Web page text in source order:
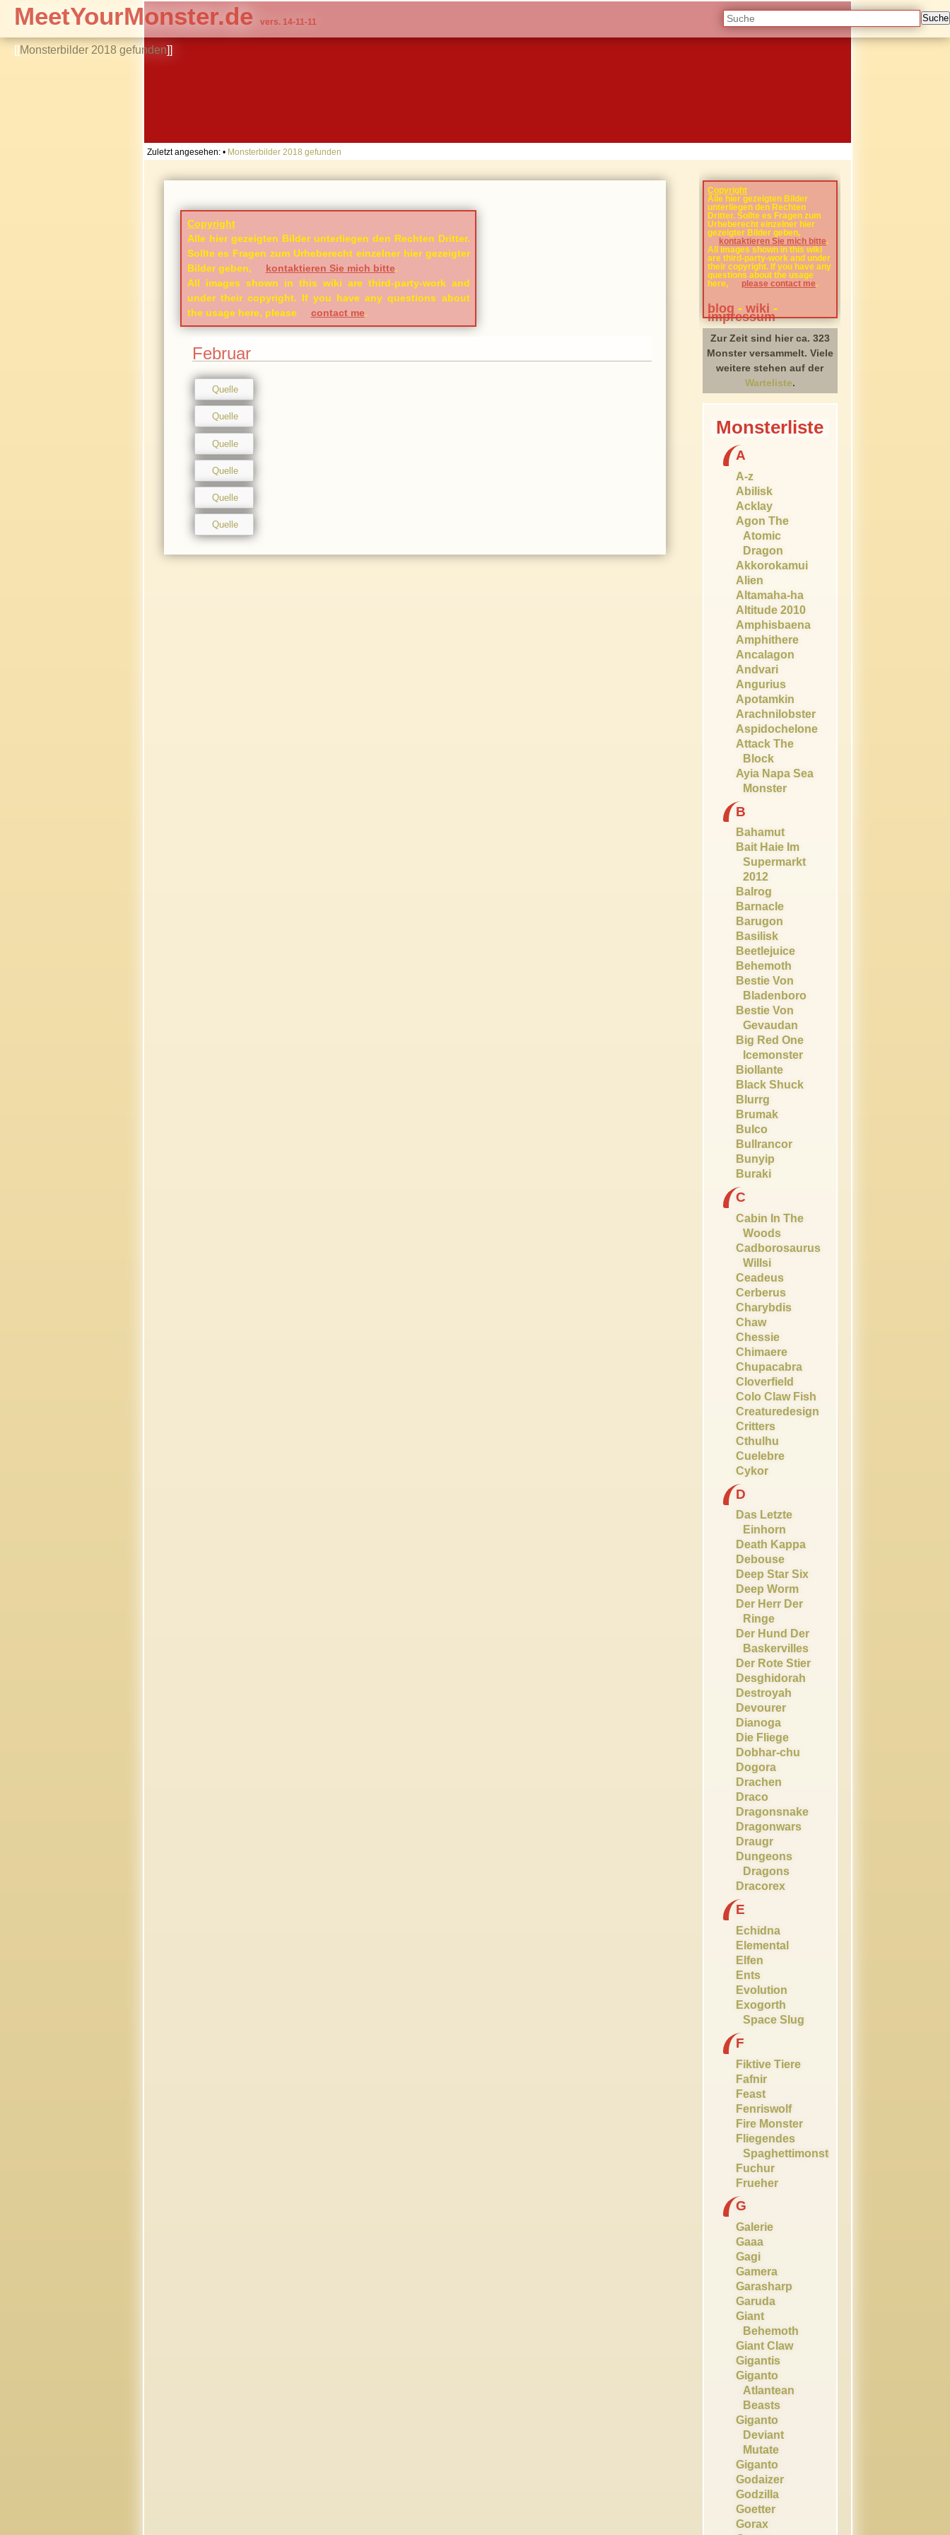
[[Monsterbilder 2018 gefunden]]
MeetYourMonster.de vers. 14-11-11
Zuletzt angesehen: • Monsterbilder 2018 gefunden
Copyright
Alle hier gezeigten Bilder unterliegen den Rechten Dritter.
Sollte es Fragen zum Urheberecht einzelner hier gezeigter
Bilder geben,
kontaktieren Sie mich bitte.
All images shown in this wiki are third-party-work and
under their copyright. If you have any questions about
the usage here, please
contact me.
Februar
Quelle
Quelle
Quelle
Quelle
Quelle
Quelle
Suche
Copyright
Alle hier gezeigten Bilder
unterliegen den Rechten
Dritter. Sollte es Fragen zum
Urheberecht einzelner hier
gezeigter Bilder geben,
kontaktieren Sie mich bitte.
All images shown in this wiki
are third-party-work and under
their copyright. If you have any
questions about the usage
here,
please contact me.
blog -wiki -
impressum
Zur Zeit sind hier ca. 323
Monster versammelt. Viele
weitere stehen auf der
Warteliste.
Monsterliste
A
A-z
Abilisk
Acklay
Agon The
Atomic
Dragon
Akkorokamui
Alien
Altamaha-ha
Altitude 2010
Amphisbaena
Amphithere
Ancalagon
Andvari
Angurius
Apotamkin
Arachnilobster
Aspidochelone
Attack The
Block
Ayia Napa Sea
Monster
B
Bahamut
Bait Haie Im
Supermarkt
2012
Balrog
Barnacle
Barugon
Basilisk
Beetlejuice
Behemoth
Bestie Von
Bladenboro
Bestie Von
Gevaudan
Big Red One
Icemonster
Biollante
Black Shuck
Blurrg
Brumak
Bulco
Bullrancor
Bunyip
Buraki
C
Cabin In The
Woods
Cadborosaurus
Willsi
Ceadeus
Cerberus
Charybdis
Chaw
Chessie
Chimaere
Chupacabra
Cloverfield
Colo Claw Fish
Creaturedesign
Critters
Cthulhu
Cuelebre
Cykor
D
Das Letzte
Einhorn
Death Kappa
Debouse
Deep Star Six
Deep Worm
Der Herr Der
Ringe
Der Hund Der
Baskervilles
Der Rote Stier
Desghidorah
Destroyah
Devourer
Dianoga
Die Fliege
Dobhar-chu
Dogora
Drachen
Draco
Dragonsnake
Dragonwars
Draugr
Dungeons
Dragons
Dracorex
E
Echidna
Elemental
Elfen
Ents
Evolution
Exogorth
Space Slug
F
Fiktive Tiere
Fafnir
Feast
Fenriswolf
Fire Monster
Fliegendes
Spaghettimonster
Fuchur
Frueher
G
Galerie
Gaaa
Gagi
Gamera
Garasharp
Garuda
Giant
Behemoth
Giant Claw
Gigantis
Giganto
Atlantean
Beasts
Giganto
Deviant
Mutate
Giganto
Godaizer
Godzilla
Goetter
Gorax